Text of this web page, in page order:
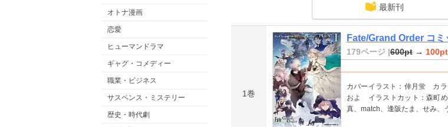
オトナ漫画
恋愛
ヒューマンドラマ
ギャグ・コメディー
職業・ビジネス
サスペンス・ミステリー
歴史・時代劇
最新刊
1巻
Fate/Grand Order コ
179ページ |600pt → 100pt
カバーイラスト：倖月蛍 カラ
およ イラストカット：森町
真、match、逢阪たま、せみ、